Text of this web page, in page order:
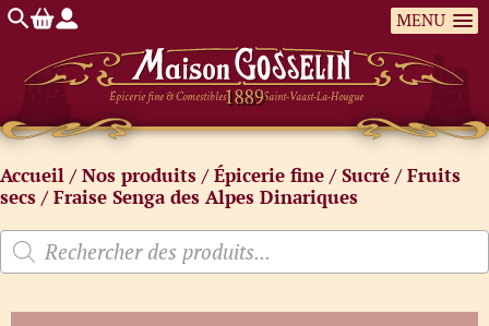
MENU
Épicerie fine & Comestibles Saint-Vaast-La-Hougue
Accueil /Nos produits /Épicerie fine /Sucré /Fruits
secs / Fraise Senga des Alpes Dinariques